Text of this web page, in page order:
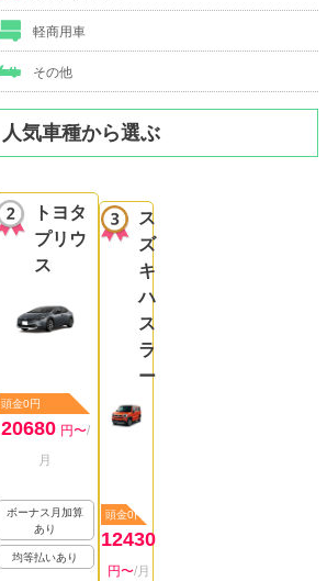
軽商用車
その他
人気車種から選ぶ
トヨタ
プリウ
ス
頭金0円
20680 円〜/
月
ボーナス月加算
あり
均等払いあり
ス
ズ
キ
ハ
ス
ラ
ー
頭金0円
12430
円〜/月